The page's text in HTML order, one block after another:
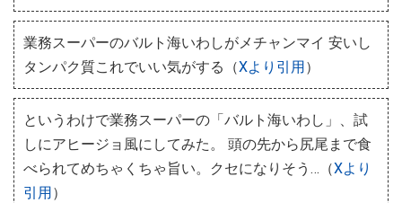
業務スーパーのバルト海いわしがメチャンマイ 安いし
タンパク質これでいい気がする（Xより引用）
というわけで業務スーパーの「バルト海いわし」、試
しにアヒージョ風にしてみた。 頭の先から尻尾まで食
べられてめちゃくちゃ旨い。クセになりそう…（Xより
引用）